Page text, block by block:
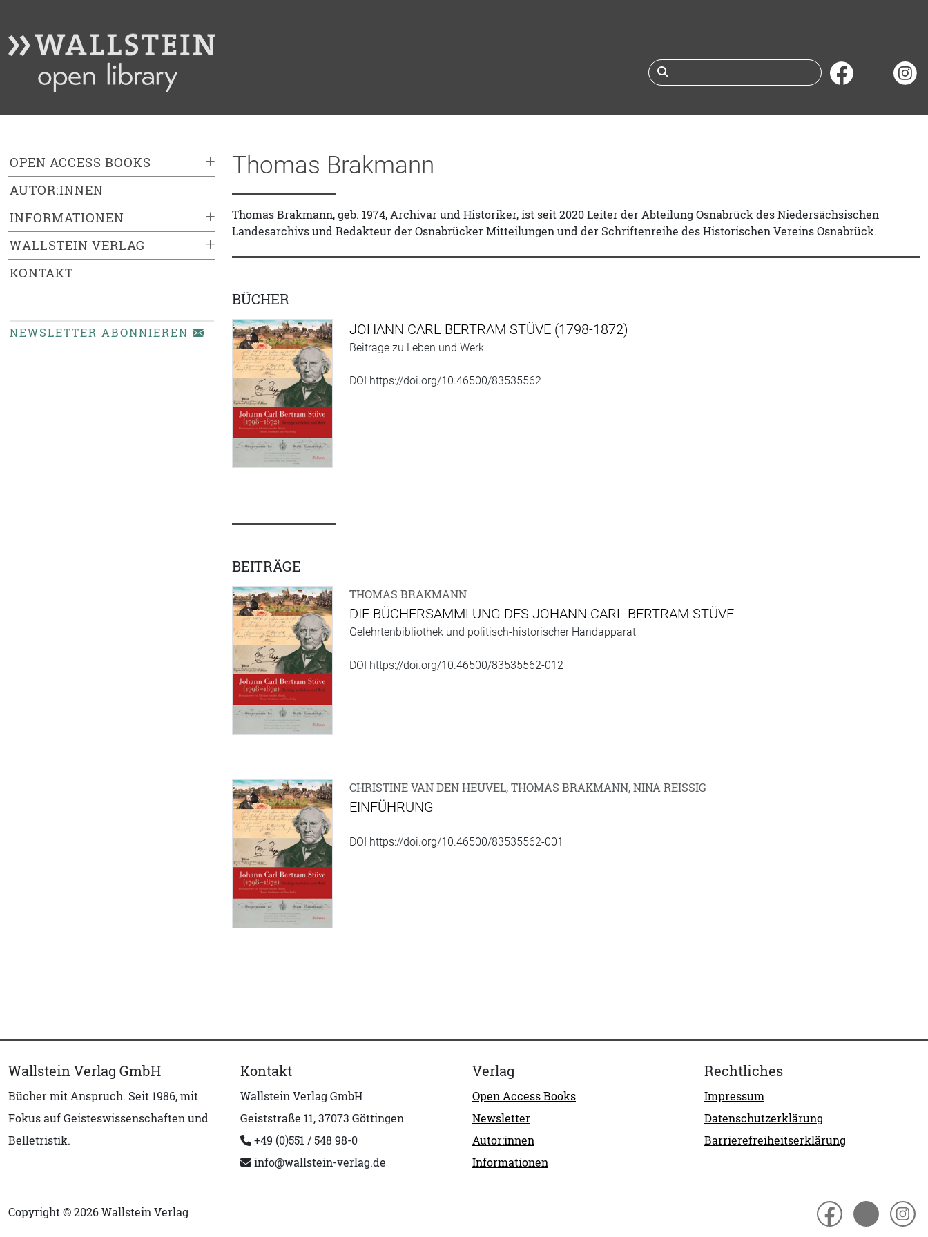
Suche nach
+
OPEN ACCESS BOOKS
AUTOR:INNEN
+
INFORMATIONEN
+
WALLSTEIN VERLAG
KONTAKT
NEWSLETTER ABONNIEREN
Thomas Brakmann
Thomas Brakmann, geb. 1974, Archivar und Historiker, ist seit 2020 Leiter der Abteilung Osnabrück des Niedersächsischen
Landesarchivs und Redakteur der Osnabrücker Mitteilungen und der Schriftenreihe des Historischen Vereins Osnabrück.
BÜCHER
JOHANN CARL BERTRAM STÜVE (1798-1872)
Beiträge zu Leben und Werk
DOI https://doi.org/10.46500/83535562
BEITRÄGE
THOMAS BRAKMANN
DIE BÜCHERSAMMLUNG DES JOHANN CARL BERTRAM STÜVE
Gelehrtenbibliothek und politisch-historischer Handapparat
DOI https://doi.org/10.46500/83535562-012
CHRISTINE VAN DEN HEUVEL, THOMAS BRAKMANN, NINA REISSIG
EINFÜHRUNG
DOI https://doi.org/10.46500/83535562-001
Wallstein Verlag GmbH
Bücher mit Anspruch. Seit 1986, mit
Fokus auf Geisteswissenschaften und
Belletristik.
Kontakt
Wallstein Verlag GmbH
Geiststraße 11, 37073 Göttingen
+49 (0)551 / 548 98-0
info@wallstein-verlag.de
Verlag
Open Access Books
Newsletter
Autor:innen
Informationen
Rechtliches
Impressum
Datenschutzerklärung
Barrierefreiheitserklärung
Copyright © 2026 Wallstein Verlag